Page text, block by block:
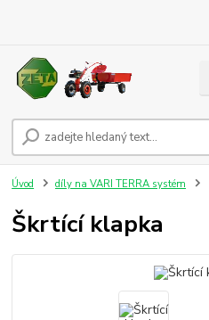
Úvod díly na VARI TERRA systém
Škrtící klapka